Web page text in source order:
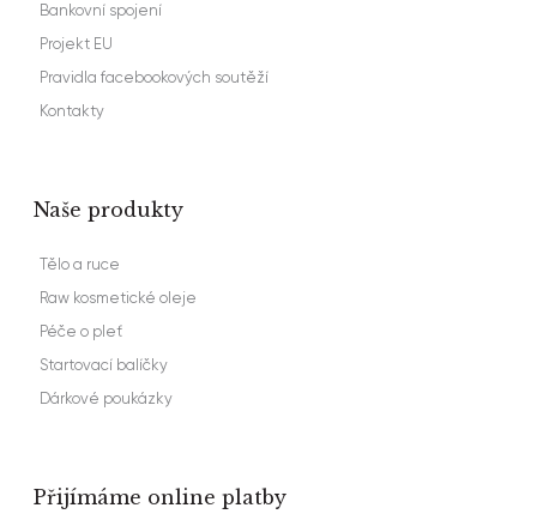
Bankovní spojení
Projekt EU
Pravidla facebookových soutěží
Kontakty
Naše produkty
Tělo a ruce
Raw kosmetické oleje
Péče o pleť
Startovací balíčky
Dárkové poukázky
Přijímáme online platby